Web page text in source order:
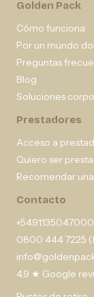
Golden Pack
Cómo funciona
Por un mundo
Preguntas
Blog
Soluciones
Prestadores
Acceso a
Quiero ser
Recomendar
Contacto
0800 444 7225
4,9 ★ Google